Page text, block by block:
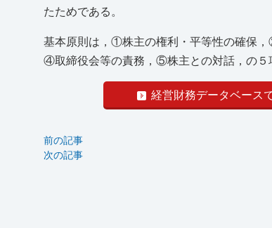
たためである。
基本原則は，①株主の権利・平等性の確保
④取締役会等の責務，⑤株主との対話，の５
経営財務データベース
前の記事
次の記事